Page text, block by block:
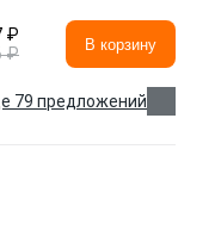
₽
₽
В корзину
79 предложений